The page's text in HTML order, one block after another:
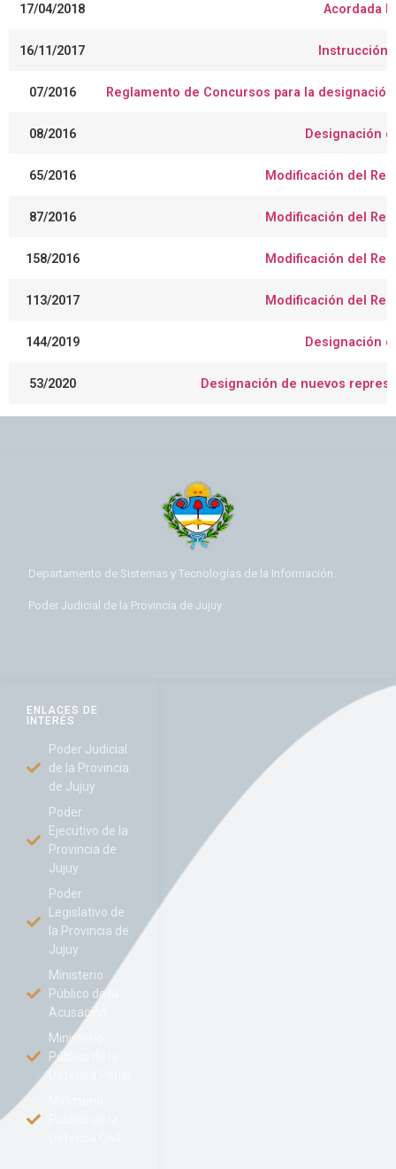
17/04/2018 Acordada
16/11/2017 Instrucción
07/2016 Reglamento de Concursos para la
08/2016 Designación
65/2016 Modificación del
87/2016 Modificación del
158/2016 Modificación del
113/2017 Modificación del
144/2019 Designación
53/2020 Designación de nuevos
ENLACES DE
INTERÉS
Poder Judicial
de la Provincia
de Jujuy
Poder
Ejecutivo de la
Provincia de
Jujuy
Poder
Legislativo de
la Provincia de
Jujuy
Ministerio
Público de la
Acusación
Ministerio
Público de la
Departamento de Sistemas y Tecnologías de la Información.
Poder Judicial de la Provincia de Jujuy